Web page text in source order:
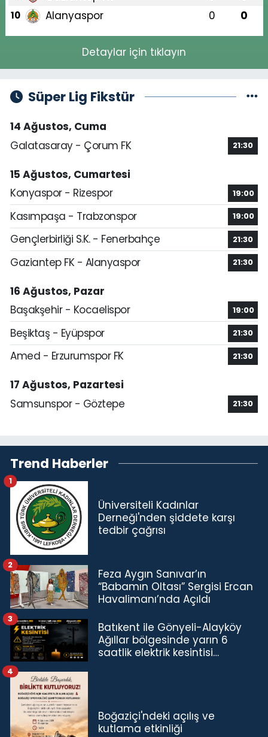
10 Alanyaspor 0 0
Detaylar için tıklayın
Süper Lig Fikstür
14 Ağustos, Cuma
Galatasaray - Çorum FK
21:30
15 Ağustos, Cumartesi
Konyaspor - Rizespor
19:00
Kasımpaşa - Trabzonspor 19:00
Gençlerbirliği S.K. - Fenerbahçe 21:30
Gaziantep FK - Alanyaspor 21:30
16 Ağustos, Pazar
Başakşehir - Kocaelispor
19:00
Beşiktaş - Eyüpspor 21:30
Amed - Erzurumspor FK 21:30
17 Ağustos, Pazartesi
Samsunspor - Göztepe
21:30
Trend Haberler
Üniversiteli Kadınlar
Derneği'nden şiddete karşı
tedbir çağrısı
1
Feza Aygın Sanıvar’ın
“Babamın Oltası” Sergisi Ercan
Havalimanı’nda Açıldı
2
Batıkent ile Gönyeli-Alayköy
Ağıllar bölgesinde yarın 6
saatlik elektrik kesintisi…
3
Boğaziçi'ndeki açılış ve
kutlama etkinliği
4